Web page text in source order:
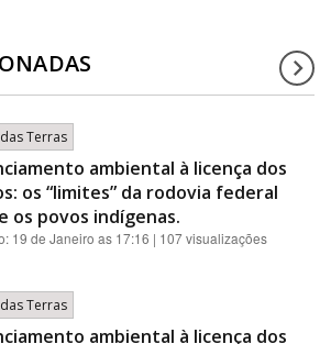
Terras
ambiental à licença dos
os “limites” da rodovia federal
os povos indígenas.
19 de Janeiro as 17:16 | 107 visualizações
Terras
ambiental à licença dos